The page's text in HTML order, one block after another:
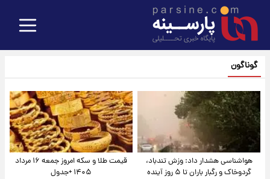
گوناگون
هواشناسی هشدار داد: وزش تندباد،
گردوخاک و رگبار باران تا ۵ روز آینده
قیمت طلا و سکه امروز جمعه ۱۶ مرداد
۱۴۰۵ +جدول